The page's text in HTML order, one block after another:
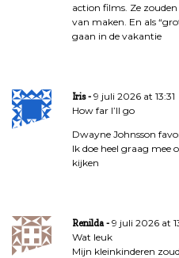
action films. Ze
van maken. En als
gaan in de vakantie
Iris
9 juli 2026 at 13:31
How far I’ll go
Dwayne Johnsson
Ik doe heel graag
kijken
Renilda
9 juli 2026 at
Wat leuk
Mijn kleinkinderen